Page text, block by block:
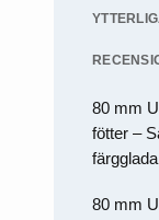
80 mm
fötter –
80 mm
Upplevelse
hemsida ska
prestera så
möjligt under
nekar de här